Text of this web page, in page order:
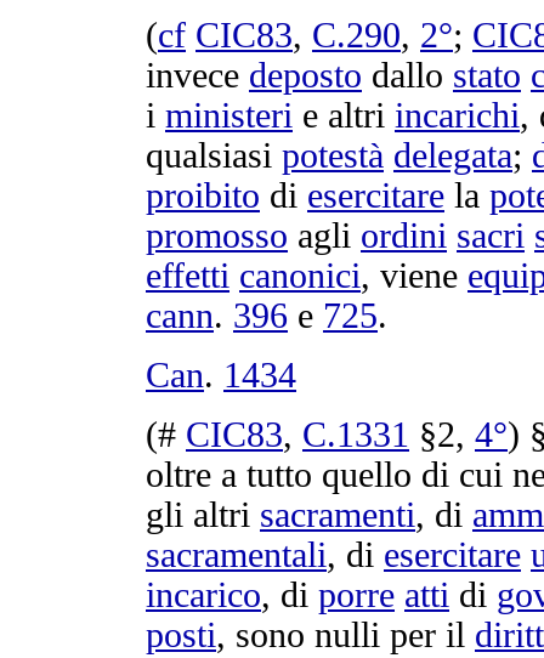
(cf CIC83, C.290, 2°;
invece deposto dallo stato
i ministeri e altri incarichi,
qualsiasi potestà delegata;
proibito di esercitare la
promosso agli ordini sacri
effetti canonici, viene
cann. 396 e 725.
Can. 1434
(# CIC83, C.1331 §2, 4°)
oltre a tutto quello di cui
gli altri sacramenti, di
sacramentali, di esercitare
incarico, di porre atti di
posti, sono nulli per il